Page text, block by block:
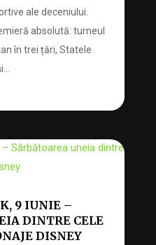
ale deceniului.
absolută: turneul
în trei țări, Statele
9 IUNIE –
DINTRE CELE
DISNEY